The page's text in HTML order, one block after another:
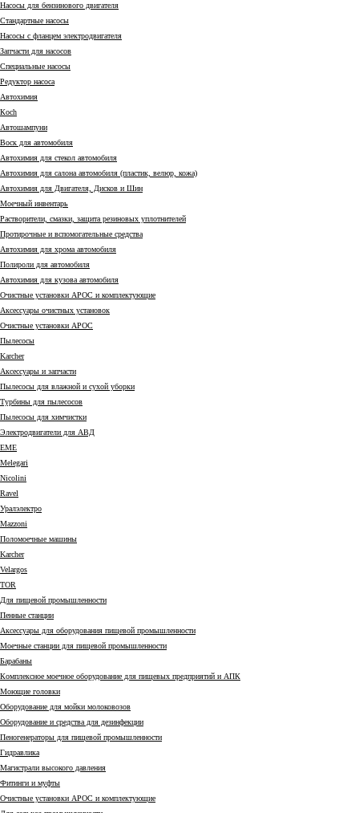
Насосы для бензинового двигателя
Стандартные насосы
Насосы с фланцем электродвигателя
Запчасти для насосов
Специальные насосы
Редуктор насоса
Автохимия
Коch
Автошампуни
Воск для автомобиля
Автохимия для стекол автомобиля
Автохимия для салона автомобиля (пластик, велюр, кожа)
Автохимия для Двигателя, Дисков и Шин
Моечный инвентарь
Растворители, смазки, защита резиновых уплотнителей
Протирочные и вспомогательные средства
Автохимия для хрома автомобиля
Полироли для автомобиля
Автохимия для кузова автомобиля
Очистные установки АРОС и комплектующие
Аксессуары очистных установок
Очистные установки АРОС
Пылесосы
Karcher
Аксессуары и запчасти
Пылесосы для влажной и сухой уборки
Турбины для пылесосов
Пылесосы для химчистки
Электродвигатели для АВД
EME
Melegari
Nicolini
Ravel
Уралэлектро
Mazzoni
Поломоечные машины
Karcher
Velargos
TOR
Для пищевой промышленности
Пенные станции
Аксессуары для оборудования пищевой промышленности
Моечные станции для пищевой промышленности
Барабаны
Комплексное моечное оборудование для пищевых предприятий и АПК
Моющие головки
Оборудование для мойки молоковозов
Оборудование и средства для дезинфекции
Пеногенераторы для пищевой промышленности
Гидравлика
Магистрали высокого давления
Фитинги и муфты
Очистные установки АРОС и комплектующие